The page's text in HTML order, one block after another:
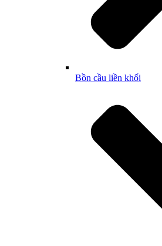
Bồn cầu liền khối